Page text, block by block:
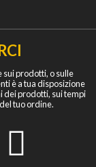
prodotti, o sulle
è a tua disposizione
dei prodotti, sui tempi
tuo ordine.